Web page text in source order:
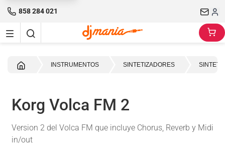
858 284 021
INSTRUMENTOS SINTETIZADORES
Korg Volca FM 2
Version 2 del Volca FM que incluye Chorus, Reverb y Midi
in/out